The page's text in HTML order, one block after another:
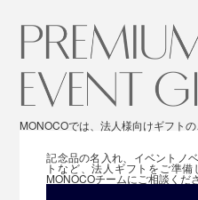
MONOCOでは、法人様向けギフトの
記念品の名入れ、イベントノ
トなど、法人ギフトをご準
MONOCOチームにご相談くだ